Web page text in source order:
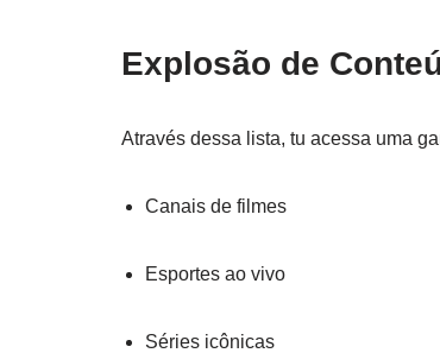
Explosão de
Através dessa lista, tu acessa uma
Canais de filmes
Esportes ao vivo
Séries icônicas